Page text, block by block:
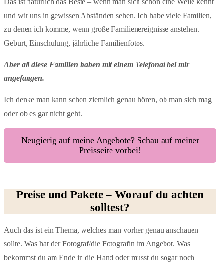
und wir uns in gewissen Abständen sehen. Ich habe viele Familien,
zu denen ich komme, wenn große Familienereignisse anstehen.
Geburt, Einschulung, jährliche Familienfotos.
Aber all diese Familien haben mit einem Telefonat bei mir
angefangen.
Ich denke man kann schon ziemlich genau hören, ob man sich mag
oder ob es gar nicht geht.
Neugierig auf meine Angebote? Schau auf meiner
Preisseite vorbei!
Preise und Pakete – Worauf du achten
solltest?
Auch das ist ein Thema, welches man vorher genau anschauen
sollte. Was hat der Fotograf/die Fotografin im Angebot. Was
bekommst du am Ende in die Hand oder musst du sogar noch